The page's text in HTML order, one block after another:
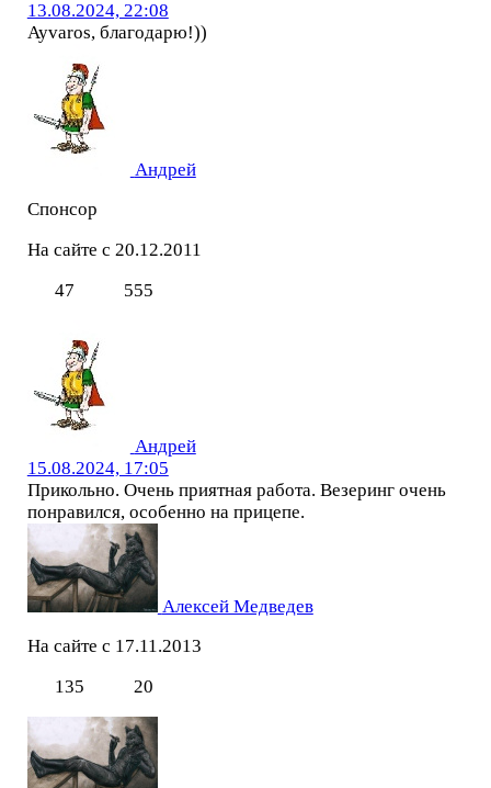
13.08.2024, 22:08
Ayvaros, благодарю!))
Андрей
Спонсор
На сайте с 20.12.2011
47
555
Андрей
15.08.2024, 17:05
Прикольно. Очень приятная работа. Везеринг очень
понравился, особенно на прицепе.
Алексей Медведев
На сайте с 17.11.2013
135
20